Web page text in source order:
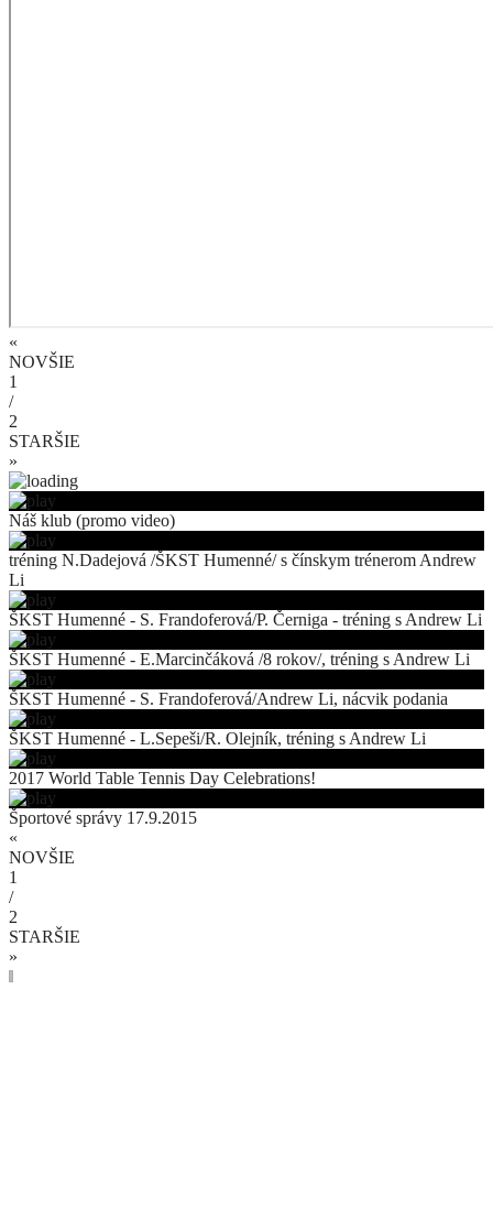
«
NOVŠIE
1
/
2
STARŠIE
»
Náš klub (promo video)
tréning N.Dadejová /ŠKST Humenné/ s čínskym trénerom Andrew
Li
ŠKST Humenné - S. Frandoferová/P. Černiga - tréning s Andrew Li
ŠKST Humenné - E.Marcinčáková /8 rokov/, tréning s Andrew Li
ŠKST Humenné - S. Frandoferová/Andrew Li, nácvik podania
ŠKST Humenné - L.Sepeši/R. Olejník, tréning s Andrew Li
2017 World Table Tennis Day Celebrations!
Športové správy 17.9.2015
«
NOVŠIE
1
/
2
STARŠIE
»